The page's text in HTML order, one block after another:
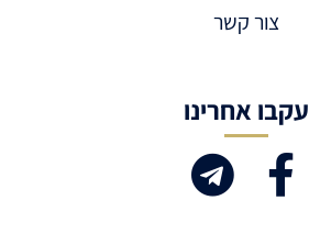
צור קשר
עקבו אחרינו